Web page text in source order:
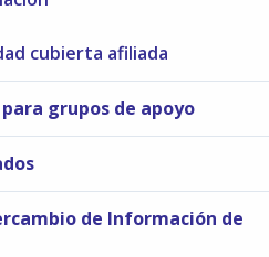
cubierta afiliada
grupos de apoyo
de Información de